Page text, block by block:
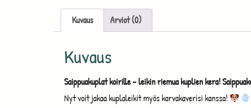
Kuvaus Arviot (0)
Kuvaus
Saippuakuplat koirille – leikin riemua kuplien kera!
Nyt voit jakaa kuplaleikit myös karvakaverisi kanssa!